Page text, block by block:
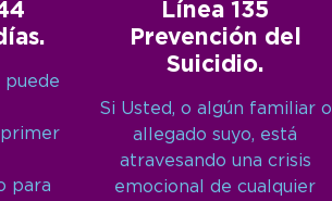
puede
primer
para
Línea 135
Prevención del
Suicidio.
Si Usted, o algún familiar o
allegado suyo, está
atravesando una crisis
emocional de cualquier